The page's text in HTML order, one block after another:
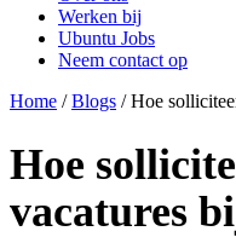
Werken bij
Ubuntu Jobs
Neem contact op
Home /Blogs /Hoe
Hoe
vacatures